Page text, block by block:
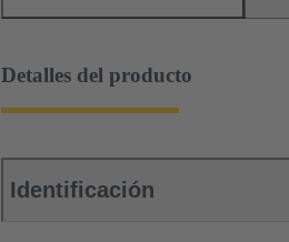
Detalles del producto
Identificación